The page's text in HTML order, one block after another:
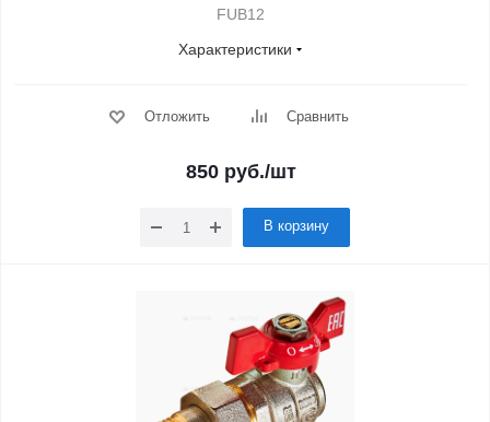
FUB12
Характеристики
Отложить Сравнить
850 руб./шт
В корзину